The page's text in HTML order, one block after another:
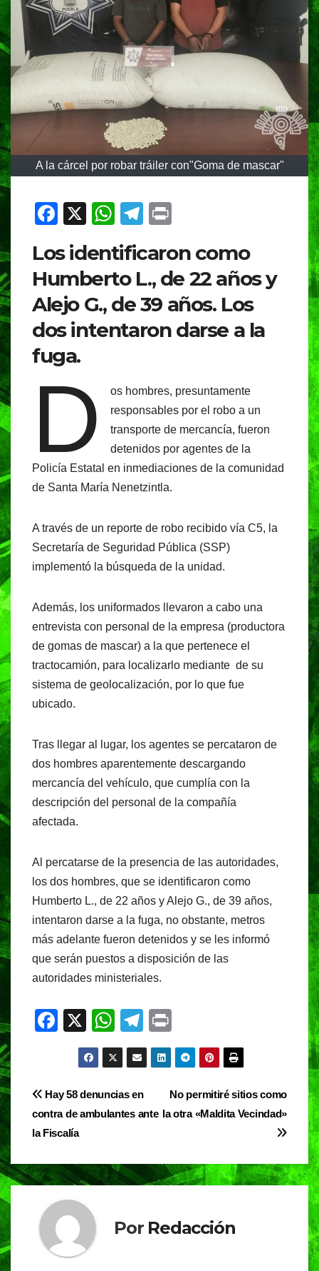
A la cárcel por robar tráiler con"Goma de mascar"
F
c
e
b
o
o
k
X
W
at
s
A
p
T
e
gr
a
m
t
Los identificaron como
Humberto L., de 22 años y
Alejo G., de 39 años. Los
dos intentaron darse a la
fuga.
D
os hombres, presuntamente
responsables por el robo a un
transporte de mercancía, fueron
detenidos por agentes de la
Policía Estatal en inmediaciones de la comunidad
de Santa María Nenetzintla.
A través de un reporte de robo recibido vía C5, la
Secretaría de Seguridad Pública (SSP)
implementó la búsqueda de la unidad.
Además, los uniformados llevaron a cabo una
entrevista con personal de la empresa (productora
de gomas de mascar) a la que pertenece el
tractocamión, para localizarlo mediante de su
sistema de geolocalización, por lo que fue
ubicado.
Tras llegar al lugar, los agentes se percataron de
dos hombres aparentemente descargando
mercancía del vehículo, que cumplía con la
descripción del personal de la compañía
afectada.
Al percatarse de la presencia de las autoridades,
los dos hombres, que se identificaron como
Humberto L., de 22 años y Alejo G., de 39 años,
intentaron darse a la fuga, no obstante, metros
más adelante fueron detenidos y se les informó
que serán puestos a disposición de las
autoridades ministeriales.
F
e
b
o
o
k
X
W
h
at
s
A
p
T
el
e
gr
a
in
t
Navegación
de
entradas
No permitiré sitios como
la otra «Maldita Vecindad»
Hay 58 denuncias en
contra de ambulantes ante
la Fiscalía
Por Redacción